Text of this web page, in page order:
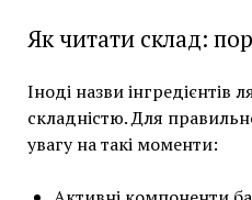
Як читати склад:
Іноді назви інгредієнтів
складністю. Для
увагу на такі моменти: